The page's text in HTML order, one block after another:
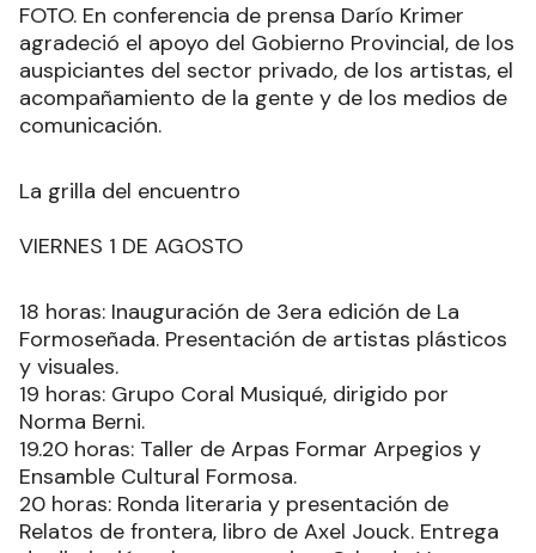
FOTO. En conferencia de prensa Darío Krimer
agradeció el apoyo del Gobierno Provincial, de los
auspiciantes del sector privado, de los artistas, el
acompañamiento de la gente y de los medios de
comunicación.
La grilla del encuentro
VIERNES 1 DE AGOSTO
18 horas: Inauguración de 3era edición de La
Formoseñada. Presentación de artistas plásticos
y visuales.
19 horas: Grupo Coral Musiqué, dirigido por
Norma Berni.
19.20 horas: Taller de Arpas Formar Arpegios y
Ensamble Cultural Formosa.
20 horas: Ronda literaria y presentación de
Relatos de frontera, libro de Axel Jouck. Entrega